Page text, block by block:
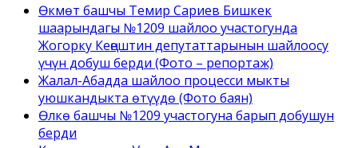
Өкмөт башчы Темир Сариев Бишкек
шаарындагы №1209 шайлоо участогунда
Жогорку Кеңештин депутаттарынын шайлоосу
үчүн добуш берди (Фото – репортаж)
Жалал-Абадда шайлоо процесси мыкты
уюшкандыкта өтүүдө (Фото баян)
Өлкө башчы №1209 участогуна барып добушун
берди